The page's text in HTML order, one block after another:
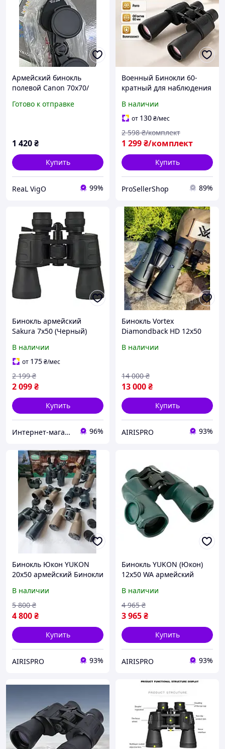
Армейский бинокль
полевой Canon 70х70/
охоты/
515352Rea
Готово к отправке
1 420₴
Купить
ReaL VigO 99%
Военный Бинокли 60-
кратный для наблюдения
профессиональный
Полевой Бинокли
Хороший армейские
В наличии
от 130₴/мес
1 299₴/комплект
2 598 ₴/комплект
Купить
ProSellerShop 89%
Бинокль армейский
Sakura 7x50 (Черный)
В наличии
от 175₴/мес
2 099₴
2 199 ₴
Купить
Интернет-магазин «Sale Zone» 96%
Бинокль Vortex
Diamondback HD 12x50
армейские тактический
В наличии
13 000₴
14 000 ₴
Купить
AIRISPRO 93%
Бинокль Юкон YUKON
20x50 армейский Бинокли
водонепроницаемый PRO
В наличии
4 800₴
5 800 ₴
Купить
AIRISPRO 93%
Бинокль YUKON (Юкон)
12x50 WA армейский
качества
водонепроницаемый PRO
В наличии
3 965₴
4 965 ₴
Купить
AIRISPRO 93%